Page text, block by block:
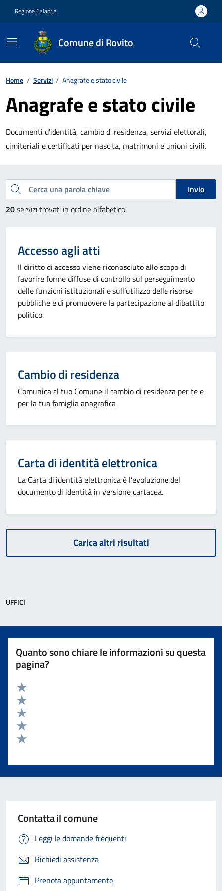
Regione Calabria
Comune di Rovito
Contenuti in evidenza
Home / Servizi / Anagrafe e stato civile
Anagrafe e stato civile
Documenti d'identità, cambio di residenza, servizi elettorali,
cimiteriali e certificati per nascita, matrimoni e unioni civili.
Esplora tutti i servizi
Cerca una parola chiave
Invio
20servizi trovati in ordine alfabetico
Accesso agli atti
Il diritto di accesso viene riconosciuto allo scopo di
favorire forme diffuse di controllo sul perseguimento
delle funzioni istituzionali e sull’utilizzo delle risorse
pubbliche e di promuovere la partecipazione al dibattito
politico.
Cambio di residenza
Comunica al tuo Comune il cambio di residenza per te e
per la tua famiglia anagrafica
Carta di identità elettronica
La Carta di identità elettronica è l’evoluzione del
documento di identità in versione cartacea.
Carica altri risultati
UFFICI
Quanto sono chiare le informazioni su questa
pagina?
Valuta 5 stelle su 5
Valuta 4 stelle su 5
Valuta 3 stelle su 5
Valuta 2 stelle su 5
Contatta il comune
Leggi le domande frequenti
Richiedi assistenza
Prenota appuntamento